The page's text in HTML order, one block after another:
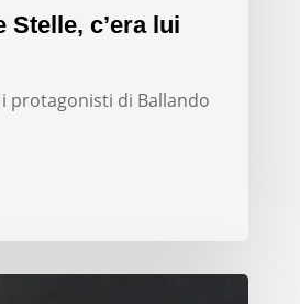
c’era lui
protagonisti di Ballando